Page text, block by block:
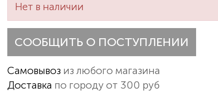
Нет в наличии
СООБЩИТЬ О ПОСТУПЛЕНИИ
Самовывоз из любого магазина
Доставка по городу от 300 руб